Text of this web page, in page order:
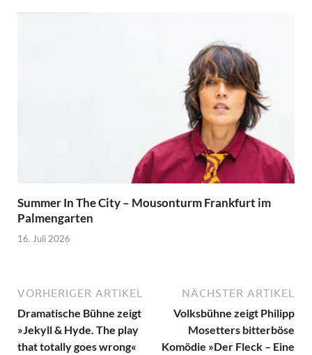
Summer In The City – Mousonturm Frankfurt im
Palmengarten
16. Juli 2026
VORHERIGER ARTIKEL
Dramatische Bühne zeigt
»Jekyll & Hyde. The play
that totally goes wrong«
NÄCHSTER ARTIKEL
Volksbühne zeigt Philipp
Mosetters bitterböse
Komödie »Der Fleck – Eine